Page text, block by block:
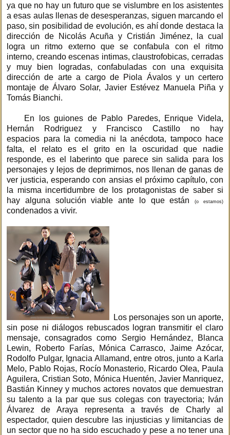
ya que no hay un futuro que se vislumbre en los asistentes
a esas aulas llenas de desesperanzas, siguen marcando el
paso, sin posibilidad de evolución, es ahí donde destaca la
dirección de Nicolás Acuña y Cristián Jiménez, la cual
logra un ritmo externo que se confabula con el ritmo
interno, creando escenas intimas, claustrofobicas, cerradas
y muy bien logradas, confabuladas con una exquisita
dirección de arte a cargo de Piola Ávalos y un certero
montaje de Álvaro Solar, Javier Estévez Manuela Piña y
Tomás Bianchi.
En los guiones de Pablo Paredes, Enrique Videla,
Hernán Rodriguez y Francisco Castillo no hay
espacios para la comedia ni la anécdota, tampoco hace
falta, el relato es el grito en la oscuridad que nadie
responde, es el laberinto que parece sin salida para los
personajes y lejos de deprimirnos, nos llenan de ganas de
ver justicia, esperando con ansias el próximo capítulo, con
la misma incertidumbre de los protagonistas de saber si
hay alguna solución viable ante lo que están(o estamos)
condenados a vivir.
Los personajes son un aporte,
sin pose ni diálogos rebuscados logran transmitir el claro
mensaje, consagrados como Sergio Hernández, Blanca
Lewin, Roberto Farías, Mónica Carrasco, Jaime Azócar,
Rodolfo Pulgar, Ignacia Allamand, entre otros, junto a Karla
Melo, Pablo Rojas, Rocío Monasterio, Ricardo Olea, Paula
Aguilera, Cristian Soto, Mónica Huentén, Javier Manriquez,
Bastián Kinney y muchos actores novatos que demuestran
su talento a la par que sus colegas con trayectoria; Iván
Álvarez de Araya representa a través de Charly al
espectador, quien descubre las injusticias y limitancias de
un sector que no ha sido escuchado y pese a no tener una